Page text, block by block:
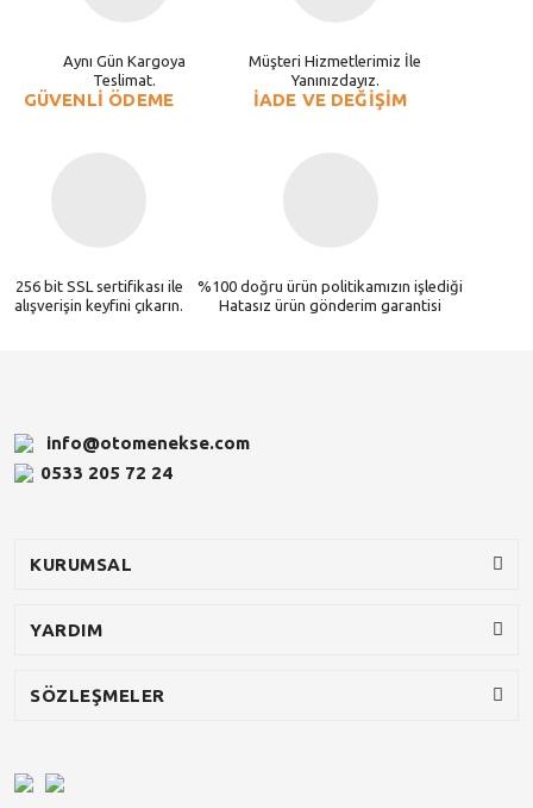
Aynı Gün Kargoya
Teslimat.
Müşteri Hizmetlerimiz İle
Yanınızdayız.
GÜVENLİ ÖDEME
256 bit SSL sertifikası ile
alışverişin keyfini çıkarın.
İADE VE DEĞİŞİM
%100 doğru ürün politikamızın işlediği
Hatasız ürün gönderim garantisi
info@otomenekse.com
0533 205 72 24
KURUMSAL
YARDIM
SÖZLEŞMELER